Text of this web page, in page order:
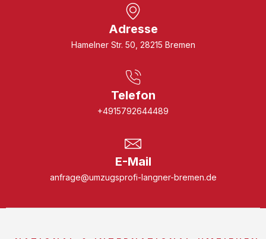
Adresse
Hamelner Str. 50, 28215 Bremen
Telefon
+4915792644489
E-Mail
anfrage@umzugsprofi-langner-bremen.de